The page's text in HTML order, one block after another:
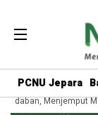
PCNU Jepara
Menjemput